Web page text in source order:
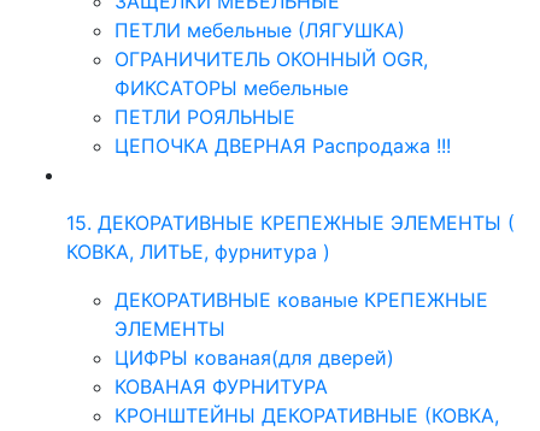
ПЕТЛИ мебельные (ЛЯГУШКА)
ОГРАНИЧИТЕЛЬ ОКОННЫЙ OGR,
ФИКСАТОРЫ мебельные
ПЕТЛИ РОЯЛЬНЫЕ
ЦЕПОЧКА ДВЕРНАЯ Распродажа !!!
15. ДЕКОРАТИВНЫЕ КРЕПЕЖНЫЕ ЭЛЕМЕНТЫ (
КОВКА, ЛИТЬЕ, фурнитура )
ДЕКОРАТИВНЫЕ кованые КРЕПЕЖНЫЕ
ЭЛЕМЕНТЫ
ЦИФРЫ кованая(для дверей)
КОВАНАЯ ФУРНИТУРА
КРОНШТЕЙНЫ ДЕКОРАТИВНЫЕ (КОВКА,